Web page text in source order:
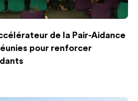
de la Pair-Aidance
pour renforcer